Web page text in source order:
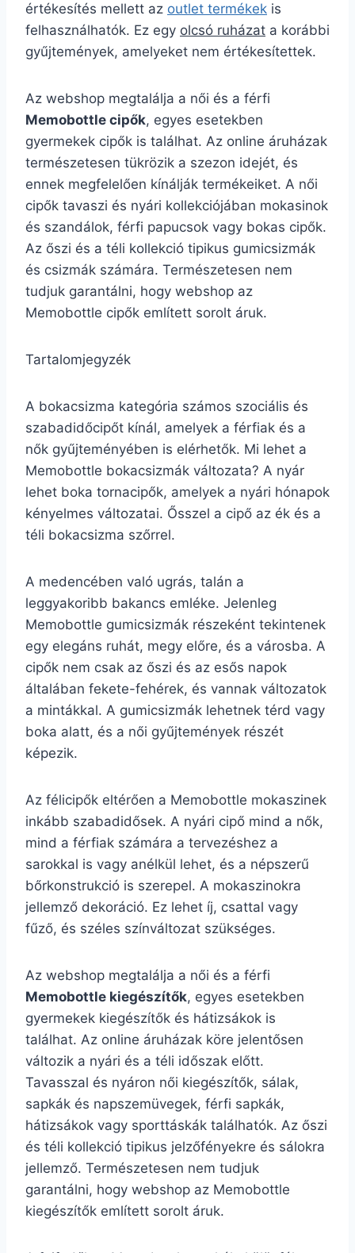
értékesítés mellett az outlet termékek is
felhasználhatók. Ez egy olcsó ruházat a korábbi
gyűjtemények, amelyeket nem értékesítettek.
Az webshop megtalálja a női és a férfi
Memobottle cipők, egyes esetekben
gyermekek cipők is találhat. Az online áruházak
természetesen tükrözik a szezon idejét, és
ennek megfelelően kínálják termékeiket. A női
cipők tavaszi és nyári kollekciójában mokasinok
és szandálok, férfi papucsok vagy bokas cipők.
Az őszi és a téli kollekció tipikus gumicsizmák
és csizmák számára. Természetesen nem
tudjuk garantálni, hogy webshop az
Memobottle cipők említett sorolt áruk.
Tartalomjegyzék
A bokacsizma kategória számos szociális és
szabadidőcipőt kínál, amelyek a férfiak és a
nők gyűjteményében is elérhetők. Mi lehet a
Memobottle bokacsizmák változata? A nyár
lehet boka tornacipők, amelyek a nyári hónapok
kényelmes változatai. Ősszel a cipő az ék és a
téli bokacsizma szőrrel.
A medencében való ugrás, talán a
leggyakoribb bakancs emléke. Jelenleg
Memobottle gumicsizmák részeként tekintenek
egy elegáns ruhát, megy előre, és a városba. A
cipők nem csak az őszi és az esős napok
általában fekete-fehérek, és vannak változatok
a mintákkal. A gumicsizmák lehetnek térd vagy
boka alatt, és a női gyűjtemények részét
képezik.
Az félicipők eltérően a Memobottle mokaszinek
inkább szabadidősek. A nyári cipő mind a nők,
mind a férfiak számára a tervezéshez a
sarokkal is vagy anélkül lehet, és a népszerű
bőrkonstrukció is szerepel. A mokaszinokra
jellemző dekoráció. Ez lehet íj, csattal vagy
fűző, és széles színváltozat szükséges.
Az webshop megtalálja a női és a férfi
Memobottle kiegészítők, egyes esetekben
gyermekek kiegészítők és hátizsákok is
találhat. Az online áruházak köre jelentősen
változik a nyári és a téli időszak előtt.
Tavasszal és nyáron női kiegészítők, sálak,
sapkák és napszemüvegek, férfi sapkák,
hátizsákok vagy sporttáskák találhatók. Az őszi
és téli kollekció tipikus jelzőfényekre és sálokra
jellemző. Természetesen nem tudjuk
garantálni, hogy webshop az Memobottle
kiegészítők említett sorolt áruk.